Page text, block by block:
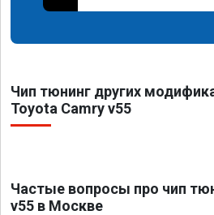
Чип тюнинг других
Toyota Camry v55
Частые вопросы про чип
v55 в Москве